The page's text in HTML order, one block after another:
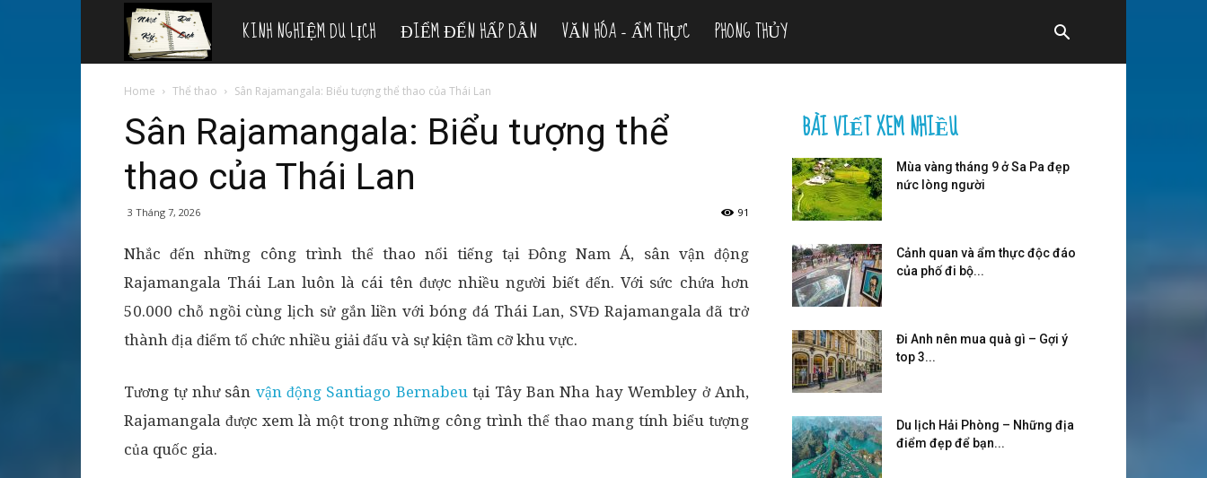
Nhật
ký
du
KINH NGHIỆM DU LỊCH ĐIỂM ĐẾN HẤP DẪN VĂN HÓA – ẨM THỰC PHONG THỦY
Home Thể thao Sân Rajamangala: Biểu tượng thể thao của Thái Lan
Sân Rajamangala: Biểu tượng thể
thao của Thái Lan
3 Tháng 7, 2026 91
Nhắc đến những công trình thể thao nổi tiếng tại Đông Nam Á, sân vận động
Rajamangala Thái Lan luôn là cái tên được nhiều người biết đến. Với sức chứa hơn
50.000 chỗ ngồi cùng lịch sử gắn liền với bóng đá Thái Lan, SVĐ Rajamangala đã trở
thành địa điểm tổ chức nhiều giải đấu và sự kiện tầm cỡ khu vực.
Tương tự như sân vận động Santiago Bernabeutại Tây Ban Nha hay Wembley ở Anh,
Rajamangala được xem là một trong những công trình thể thao mang tính biểu tượng
của quốc gia.
BÀI VIẾT XEM NHIỀU
Mùa vàng tháng 9 ở Sa Pa đẹp
nức lòng người
Cảnh quan và ẩm thực độc đáo
của phố đi bộ...
Đi Anh nên mua quà gì – Gợi ý
top 3...
Du lịch Hải Phòng – Những địa
điểm đẹp để bạn...